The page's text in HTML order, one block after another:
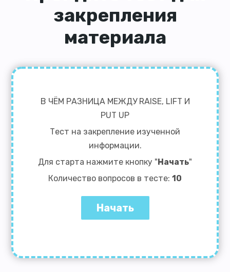
закрепления
материала
В ЧЁМ РАЗНИЦА МЕЖДУ RAISE, LIFT И
PUT UP
Тест на закрепление изученной
информации.
Для старта нажмите кнопку "Начать"
Количество вопросов в тесте: 10